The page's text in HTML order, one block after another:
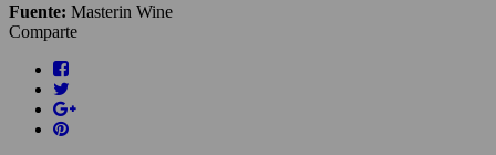
Fuente: Masterin Wine
Comparte